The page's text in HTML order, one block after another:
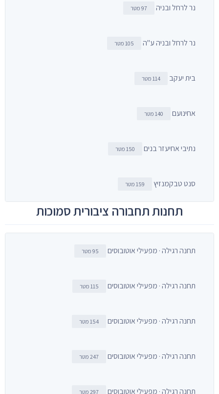
נר לרחל ובניה 97 מטר
נר לרחל ובניה ע"ה 105 מטר
בית יעקב 114 מטר
אחינועם 140 מטר
נתיבי אחיעזר בנים 150 מטר
סנט טבקמנזיץ 159 מטר
תחנות תחבורה ציבורית סמוכות
תחנה רגילה · מפעילי אוטובוסים 95 מטר
תחנה רגילה · מפעילי אוטובוסים 115 מטר
תחנה רגילה · מפעילי אוטובוסים 154 מטר
תחנה רגילה · מפעילי אוטובוסים 247 מטר
תחנה רגילה · מפעילי אוטובוסים 297 מטר